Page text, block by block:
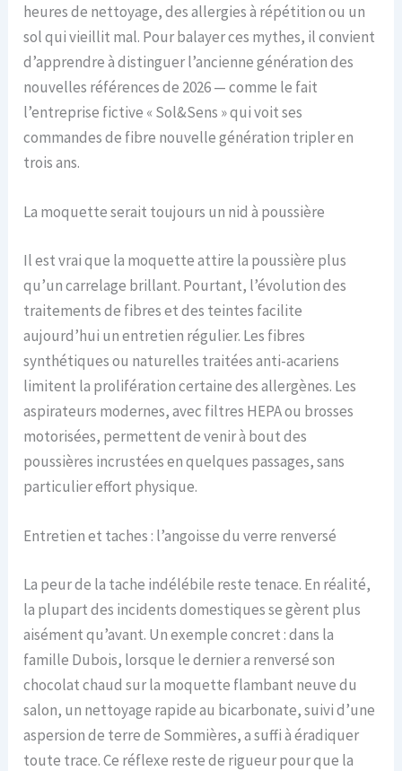
heures de nettoyage, des allergies à répétition ou un
sol qui vieillit mal. Pour balayer ces mythes, il convient
d’apprendre à distinguer l’ancienne génération des
nouvelles références de 2026 — comme le fait
l’entreprise fictive « Sol&Sens » qui voit ses
commandes de fibre nouvelle génération tripler en
trois ans.
La moquette serait toujours un nid à poussière
Il est vrai que la moquette attire la poussière plus
qu’un carrelage brillant. Pourtant, l’évolution des
traitements de fibres et des teintes facilite
aujourd’hui un entretien régulier. Les fibres
synthétiques ou naturelles traitées anti-acariens
limitent la prolifération certaine des allergènes. Les
aspirateurs modernes, avec filtres HEPA ou brosses
motorisées, permettent de venir à bout des
poussières incrustées en quelques passages, sans
particulier effort physique.
Entretien et taches : l’angoisse du verre renversé
La peur de la tache indélébile reste tenace. En réalité,
la plupart des incidents domestiques se gèrent plus
aisément qu’avant. Un exemple concret : dans la
famille Dubois, lorsque le dernier a renversé son
chocolat chaud sur la moquette flambant neuve du
salon, un nettoyage rapide au bicarbonate, suivi d’une
aspersion de terre de Sommières, a suffi à éradiquer
toute trace. Ce réflexe reste de rigueur pour que la